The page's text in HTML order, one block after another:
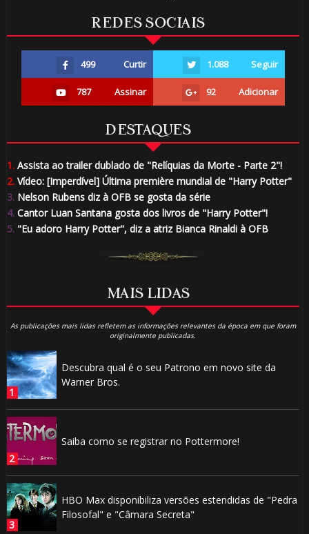
REDES SOCIAIS
499 Curtir 1.088 Seguir
787 Assinar 92 Adicionar
DESTAQUES
1.Assista ao trailer dublado de "Relíquias da Morte - Parte 2"!
2.Vídeo: [Imperdível] Última première mundial de "Harry Potter"
3.Nelson Rubens diz à OFB se gosta da série
4.Cantor Luan Santana gosta dos livros de "Harry Potter"!
5."Eu adoro Harry Potter", diz a atriz Bianca Rinaldi à OFB
MAIS LIDAS
As publicações mais lidas refletem as informações relevantes da época em que foram
originalmente publicadas.
Descubra qual é o seu Patrono em novo site da
Warner Bros.
Saiba como se registrar no Pottermore!
HBO Max disponibiliza versões estendidas de "Pedra
Filosofal" e "Câmara Secreta"